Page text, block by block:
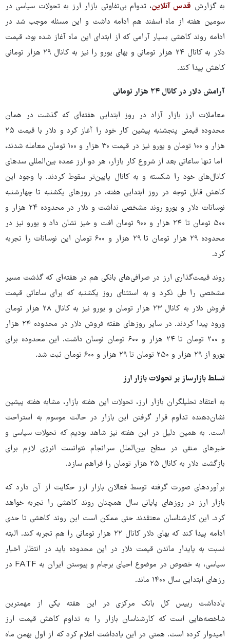
به گزارش قدس آنلاین، تدوام بی‌تفاوتی بازار ارز به تحولات سیاسی در
سومین هفته از ماه اسفند هم ادامه داشت و این مسئله موجب شد در
ادامه روند کاهشی بسیار آرامی که از ابتدای این ماه آغاز شده بود، قیمت
دلار به کانال ۲۴ هزار تومانی و بهای یورو را نیز به کانال ۲۹ هزار تومانی
کاهش پیدا کند.
آرامش دلار در کانال ۲۴ هزار تومانی
معاملات ارز بازار آزاد در روز ابتدایی هفته‌ای که گذشت در همان
محدوده قیمتی پنجشنبه پیشین کار خود را آغاز کرد و دلار با قیمت ۲۵
هزار و ۱۰۰ تومان و یورو نیز در قیمت ۳۰ هزار و ۱۰۰ تومان معامله شدند،
اما تنها ساعاتی بعد از شروع کار بازار، هر دو ارز عمده بین‌المللی سدهای
کانال‌های خود را شکسته و به کانال پایین‌تر سقوط کردند. با وجود این
کاهش قابل توجه در روز ابتدایی هفته، در روزهای یکشنبه تا چهارشنبه
نوسانات دلار و یورو روند مشخصی نداشت و دلار در محدوده ۲۴ هزار و
۵۰۰ تومان تا ۲۴ هزار و ۹۰۰ تومان افت و خیز نشان داد و یورو نیز در
محدوده ۲۹ هزار تومان تا ۲۹ هزار و ۶۰۰ تومان این نوسانات را تجربه
کرد.
روند قیمت‌گذاری ارز در صرافی‌های بانکی هم در هفته‌ای که گذشت مسیر
مشخصی را طی نکرد و به استثنای روز یکشنبه که برای ساعاتی قیمت
فروش دلار به کانال ۲۳ هزار تومان و یورو نیز به کانال ۲۸ هزار تومان
ورود پیدا کردند. در سایر روزهای هفته فروش دلار در محدوده ۲۴ هزار
و ۲۰۰ تومان تا ۲۴ هزار و ۶۰۰ تومان نوسان داشت. این محدوده برای
یورو از ۲۹ هزار و ۲۵۰ تومان تا ۲۹ هزار و ۶۰۰ تومان ثبت شد.
تسلط بازارساز بر تحولات بازار ارز
به اعتقاد تحلیلگران بازار ارز، تحولات این هفته بازار، مشابه هفته پیشین
نشان‌دهنده تداوم قرار گرفتن این بازار در حالت موسوم به استراحت
است. به همین دلیل در این هفته نیز شاهد بودیم که تحولات سیاسی و
خبرهای منفی در سطح بین‌الملل سرانجام نتوانست انرژی لازم برای
بازگشت دلار به کانال ۲۵ هزار تومان را فراهم سازد.
برآوردهای صورت گرفته توسط فعالان بازار ارز حکایت از آن دارد که
بازار ارز در روزهای پایانی سال همچنان روند کاهشی را تجربه خواهد
کرد. این کارشناسان معتقدند حتی ممکن است این روند کاهشی تا حدی
ادامه پیدا کند که بهای دلار کانال ۲۲ هزار تومانی را هم تجربه کند. البته
نسبت به پایدار ماندن قیمت دلار در این محدوده باید در انتظار اخبار
سیاسی، به خصوص در موضوع احیای برجام و پیوستن ایران به FATF در
رزهای ابتدایی سال ۱۴۰۰ ماند.
یادداشت رییس کل بانک مرکزی در این هفته یکی از مهمترین
شاخصه‌هایی است که کارشناسان بازار را به تداوم کاهش قیمت ارز
امیدوار کرده است. همتی در این یادداشت اعلام کرد که از اول بهمن ماه